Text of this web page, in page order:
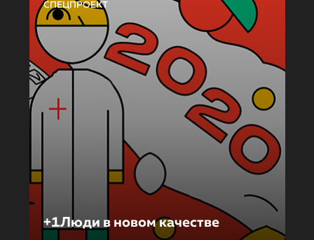
СПЕЦПРОЕКТ
+1Люди в новом качестве